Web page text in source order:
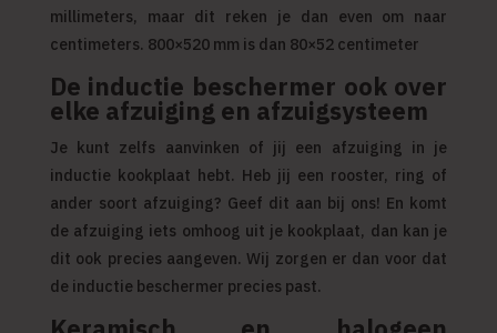
millimeters, maar dit reken je dan even om naar
centimeters. 800×520 mm is dan 80×52 centimeter
De inductie beschermer ook over
elke afzuiging en afzuigsysteem
Je kunt zelfs aanvinken of jij een afzuiging in je
inductie kookplaat hebt. Heb jij een rooster, ring of
ander soort afzuiging? Geef dit aan bij ons! En komt
de afzuiging iets omhoog uit je kookplaat, dan kan je
dit ook precies aangeven. Wij zorgen er dan voor dat
de inductie beschermer precies past.